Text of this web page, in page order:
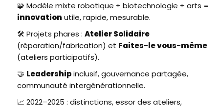
🧩 Modèle mixte robotique + biotechnologie + arts =
innovation utile, rapide, mesurable.
🛠️ Projets phares : Atelier Solidaire
(réparation/fabrication) et Faites-le vous-même
(ateliers participatifs).
🤝 Leadershipinclusif, gouvernance partagée,
communauté intergénérationnelle.
📈 2022–2025 : distinctions, essor des ateliers,